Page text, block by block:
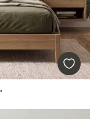
style aquarelle